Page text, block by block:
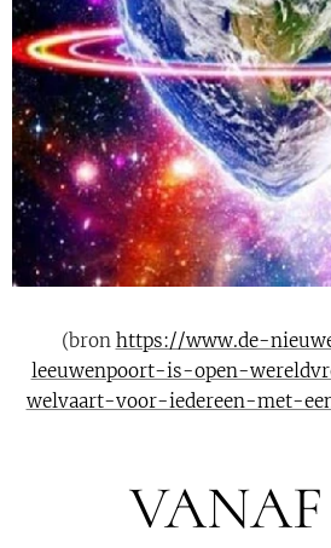
(bron https://www.de-
leeuwenpoort-is-open-
welvaart-voor-iedereen-met-